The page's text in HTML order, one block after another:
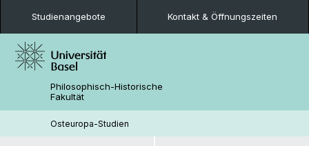
Studienangebote Kontakt & Öffnungszeiten
Philosophisch-Historische
Fakultät
Osteuropa-Studien